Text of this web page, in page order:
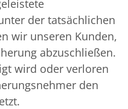
der tatsächlichen
wir unseren Kunden,
abzuschließen.
wird oder verloren
den